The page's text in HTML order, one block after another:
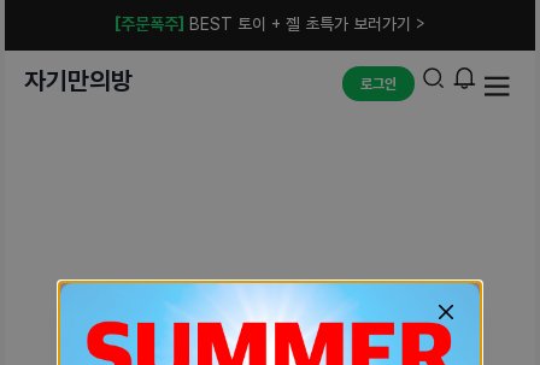
[주문폭주] BEST 토이 + 젤 초특가 보러가기 >
자기만의방 로그인